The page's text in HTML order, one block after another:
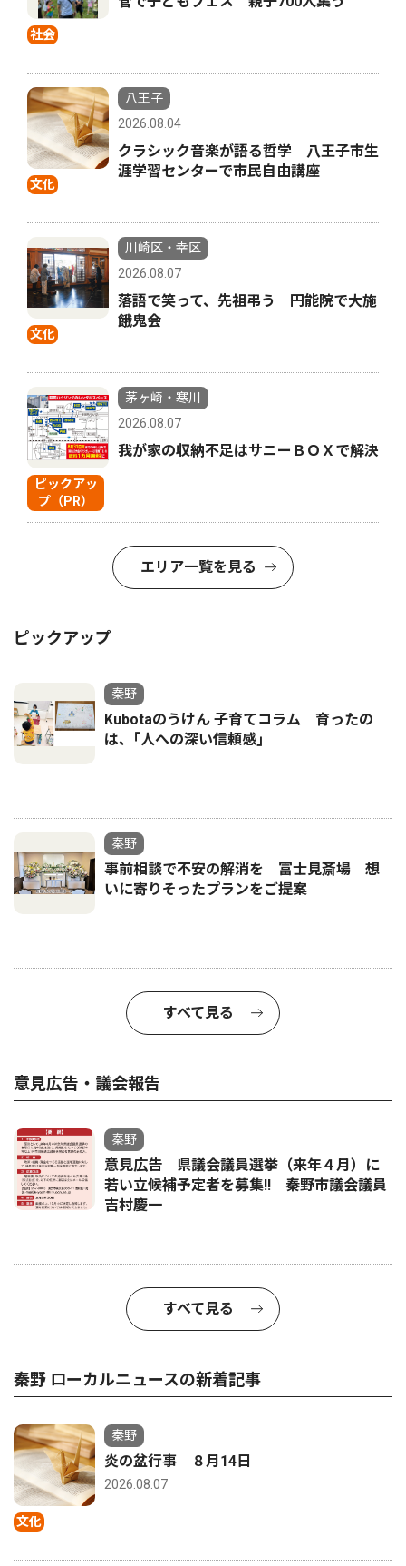
社会
文化
八王子
2026.08.04
クラシック音楽が語る哲学 八王子市生
涯学習センターで市民自由講座
文化
川崎区・幸区
2026.08.07
落語で笑って、先祖弔う 円能院で大施
餓鬼会
ピックアッ
プ（PR）
茅ヶ崎・寒川
2026.08.07
我が家の収納不足はサニーＢＯＸで解決
エリア一覧を見る
ピックアップ
秦野
Kubotaのうけん 子育てコラム 育ったの
は、｢人への深い信頼感｣
秦野
事前相談で不安の解消を 富士見斎場 想
いに寄りそったプランをご提案
すべて見る
意見広告・議会報告
秦野
意見広告 県議会議員選挙（来年４月）に
若い立候補予定者を募集‼ 秦野市議会議員
吉村慶一
すべて見る
秦野 ローカルニュースの新着記事
文化
秦野
炎の盆行事 ８月14日
2026.08.07